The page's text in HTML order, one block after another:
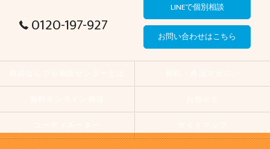
0120-197-927
LINEで個別相談
お問い合わせはこちら